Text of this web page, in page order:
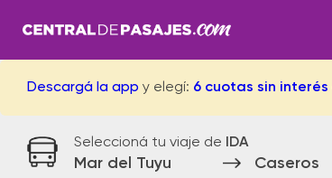
Descargá la app y elegí: 6 cuotas sin interés
Seleccioná tu viaje de IDA
Mar del Tuyu Caseros